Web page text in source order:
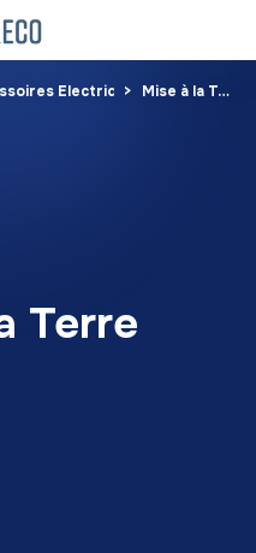
Electrique Mise à la Terre
Terre